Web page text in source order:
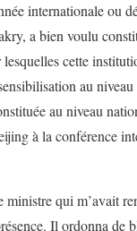
internationale ou
a bien voulu
cette
au
au niveau
à la conférence
qui m’avait
Il ordonna de